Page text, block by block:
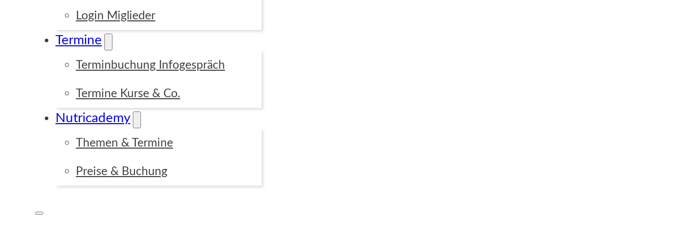
Login Miglieder
Termine
Terminbuchung Infogespräch
Termine Kurse & Co.
Nutricademy
Themen & Termine
Preise & Buchung